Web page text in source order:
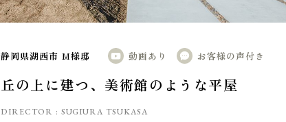
静岡県湖西市 M様邸 動画あり お客様の声付き
丘の上に建つ、美術館のような平屋
DIRECTOR : SUGIURA TSUKASA